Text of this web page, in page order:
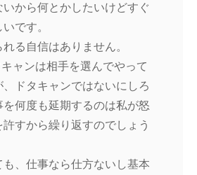
いから何とかしたいけどすぐ
です。
る自信はありません。
ャンは相手を選んでやって
、ドタキャンではないにしろ
何度も延期するのは私が怒
許すから繰り返すのでしょう
も、仕事なら仕方ないし基本